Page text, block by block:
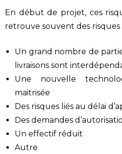
En début de projet, ces
retrouve souvent des risques
Un grand nombre de
livraisons sont
Une nouvelle
maitrisée
Des risques liés au délai
Des demandes
Un effectif réduit
Autre